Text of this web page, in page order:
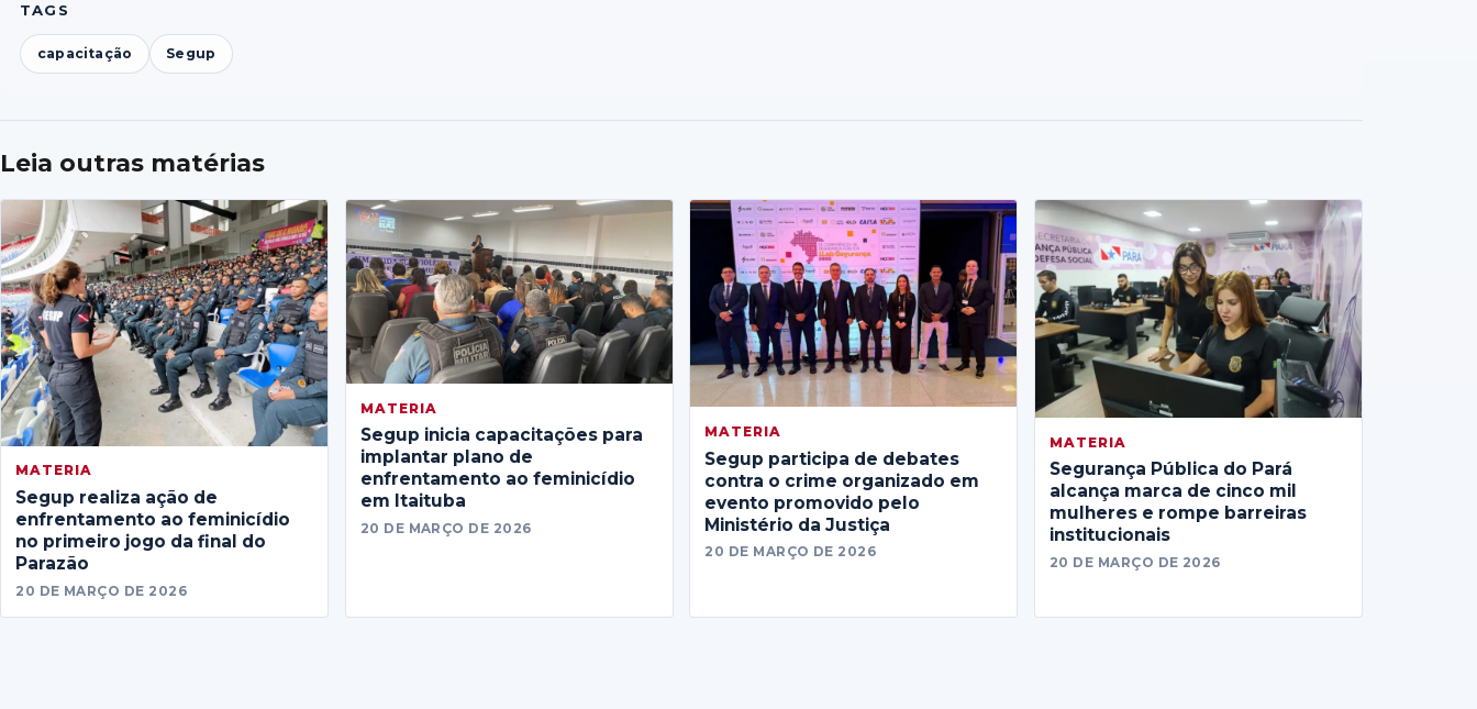
TAGS
capacitação Segup
Leia outras matérias
MATERIA
Segup realiza ação de
enfrentamento ao feminicídio
no primeiro jogo da final do
Parazão
20 DE MARÇO DE 2026
MATERIA
Segup inicia capacitações para
implantar plano de
enfrentamento ao feminicídio
em Itaituba
20 DE MARÇO DE 2026
MATERIA
Segup participa de debates
contra o crime organizado em
evento promovido pelo
Ministério da Justiça
20 DE MARÇO DE 2026
MATERIA
Segurança Pública do Pará
alcança marca de cinco mil
mulheres e rompe barreiras
institucionais
20 DE MARÇO DE 2026